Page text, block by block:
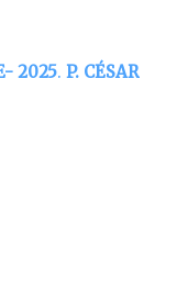
2025. P. CÉSAR